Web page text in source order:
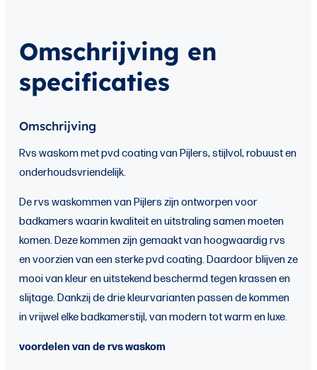
Omschrijving en
specificaties
Omschrijving
Rvs waskom met pvd coating van Pijlers, stijlvol, robuust en
onderhoudsvriendelijk.
De rvs waskommen van Pijlers zijn ontworpen voor
badkamers waarin kwaliteit en uitstraling samen moeten
komen. Deze kommen zijn gemaakt van hoogwaardig rvs
en voorzien van een sterke pvd coating. Daardoor blijven ze
mooi van kleur en uitstekend beschermd tegen krassen en
slijtage. Dankzij de drie kleurvarianten passen de kommen
in vrijwel elke badkamerstijl, van modern tot warm en luxe.
voordelen van de rvs waskom